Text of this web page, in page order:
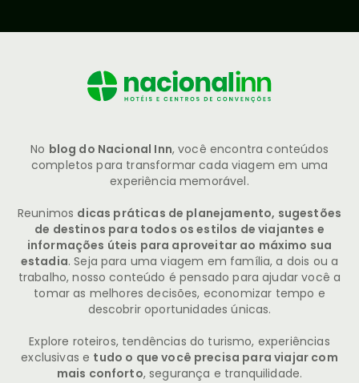
No blog do Nacional Inn, você encontra conteúdos
completos para transformar cada viagem em uma
experiência memorável.
Reunimos dicas práticas de planejamento, sugestões
de destinos para todos os estilos de viajantes e
informações úteis para aproveitar ao máximo sua
estadia. Seja para uma viagem em família, a dois ou a
trabalho, nosso conteúdo é pensado para ajudar você a
tomar as melhores decisões, economizar tempo e
descobrir oportunidades únicas.
Explore roteiros, tendências do turismo, experiências
exclusivas e tudo o que você precisa para viajar com
mais conforto, segurança e tranquilidade.